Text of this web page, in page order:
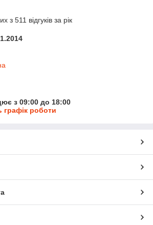
з 511 відгуків за рік
з 09:00 до 18:00
графік роботи